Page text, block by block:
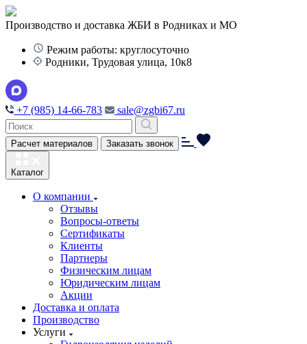
Производство и доставка ЖБИ в Родниках и МО
Режим работы: круглосуточно
Родники, Трудовая улица, 10к8
+7 (985) 14-66-783 sale@zgbi67.ru
Расчет материалов Заказать звонок
Каталог
О компании
Отзывы
Вопросы-ответы
Сертификаты
Клиенты
Партнеры
Физическим лицам
Юридическим лицам
Акции
Доставка и оплата
Производство
Услуги